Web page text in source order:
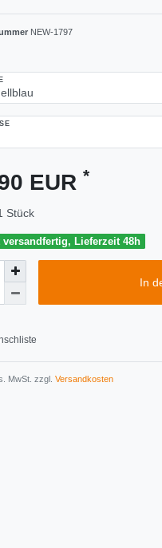
NEW-1797
EUR *
Stück
versandfertig, Lieferzeit 48h
In
MwSt. zzgl. Versandkosten